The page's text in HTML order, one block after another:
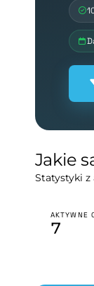
Jakie
Statystyki z
AKTYWNE
7